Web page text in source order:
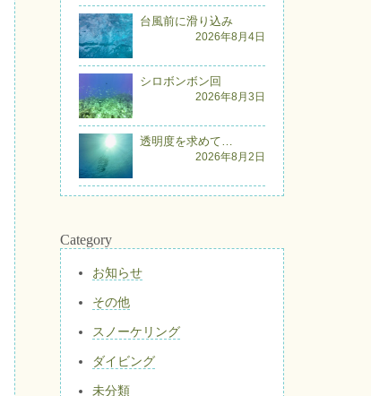
台風前に滑り込み
2026年8月4日
シロボンボン回
2026年8月3日
透明度を求めて…
2026年8月2日
Category
お知らせ
その他
スノーケリング
ダイビング
未分類